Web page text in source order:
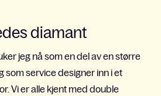
diamant
jeg nå som en del av en større
som service designer inn i et
Vi er alle kjent med double